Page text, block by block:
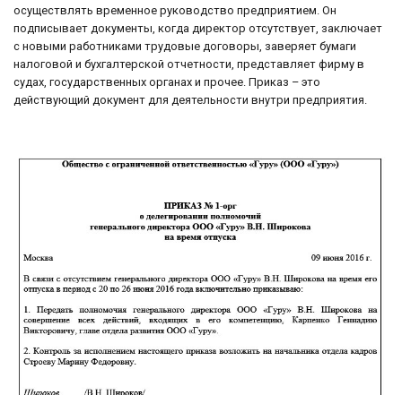
осуществлять временное руководство предприятием. Он
подписывает документы, когда директор отсутствует, заключает
с новыми работниками трудовые договоры, заверяет бумаги
налоговой и бухгалтерской отчетности, представляет фирму в
судах, государственных органах и прочее. Приказ – это
действующий документ для деятельности внутри предприятия.